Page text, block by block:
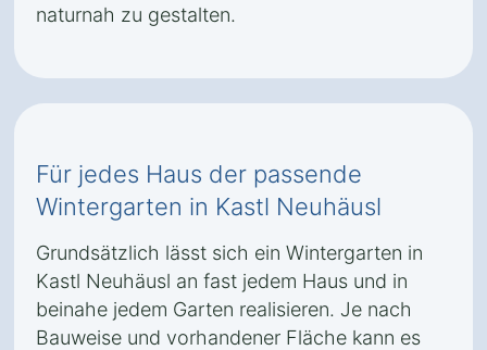
naturnah zu gestalten.
Für jedes Haus der passende
Wintergarten in Kastl Neuhäusl
Grundsätzlich lässt sich ein Wintergarten in
Kastl Neuhäusl an fast jedem Haus und in
beinahe jedem Garten realisieren. Je nach
Bauweise und vorhandener Fläche kann es